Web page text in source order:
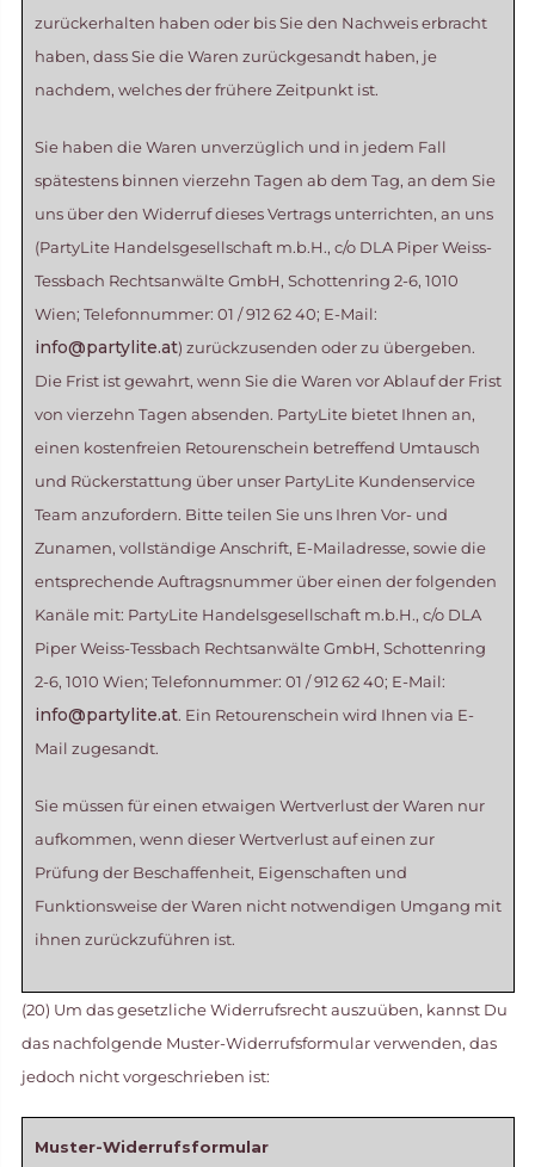
zurückerhalten haben oder bis Sie den Nachweis erbracht
haben, dass Sie die Waren zurückgesandt haben, je
nachdem, welches der frühere Zeitpunkt ist.
Sie haben die Waren unverzüglich und in jedem Fall
spätestens binnen vierzehn Tagen ab dem Tag, an dem Sie
uns über den Widerruf dieses Vertrags unterrichten, an uns
(PartyLite Handelsgesellschaft m.b.H., c/o DLA Piper Weiss-
Tessbach Rechtsanwälte GmbH, Schottenring 2-6, 1010
Wien; Telefonnummer: 01 / 912 62 40; E-Mail:
info@partylite.at) zurückzusenden oder zu übergeben.
Die Frist ist gewahrt, wenn Sie die Waren vor Ablauf der Frist
von vierzehn Tagen absenden. PartyLite bietet Ihnen an,
einen kostenfreien Retourenschein betreffend Umtausch
und Rückerstattung über unser PartyLite Kundenservice
Team anzufordern. Bitte teilen Sie uns Ihren Vor- und
Zunamen, vollständige Anschrift, E-Mailadresse, sowie die
entsprechende Auftragsnummer über einen der folgenden
Kanäle mit: PartyLite Handelsgesellschaft m.b.H., c/o DLA
Piper Weiss-Tessbach Rechtsanwälte GmbH, Schottenring
2-6, 1010 Wien; Telefonnummer: 01 / 912 62 40; E-Mail:
info@partylite.at. Ein Retourenschein wird Ihnen via E-
Mail zugesandt.
Sie müssen für einen etwaigen Wertverlust der Waren nur
aufkommen, wenn dieser Wertverlust auf einen zur
Prüfung der Beschaffenheit, Eigenschaften und
Funktionsweise der Waren nicht notwendigen Umgang mit
ihnen zurückzuführen ist.
(20) Um das gesetzliche Widerrufsrecht auszuüben, kannst Du
das nachfolgende Muster-Widerrufsformular verwenden, das
jedoch nicht vorgeschrieben ist:
Muster-Widerrufsformular